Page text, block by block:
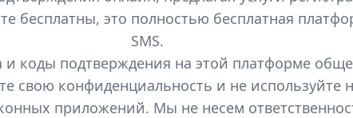
бесплатны, это полностью бесплатная
SMS.
и коды подтверждения на этой платформе
свою конфиденциальность и не используйте
приложений. Мы не несем